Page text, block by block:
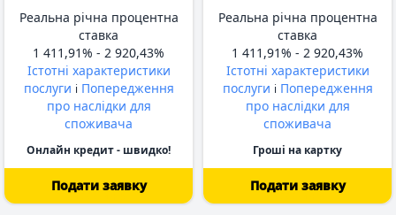
від 333 днів
Реальна річна процентна
ставка
1 411,91% - 2 920,43%
Істотні характеристики
послуги i Попередження
про наслідки для
споживача
Онлайн кредит - швидко!
Подати заявку
від 333 днів
Реальна річна процентна
ставка
1 411,91% - 2 920,43%
Істотні характеристики
послуги i Попередження
про наслідки для
споживача
Гроші на картку
Подати заявку